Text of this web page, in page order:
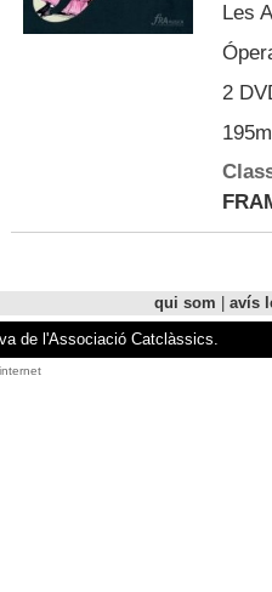
Les
2
195m
qui som
avís
de l'Associació Catclàssics.